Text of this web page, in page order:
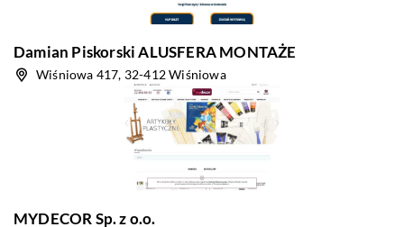
Damian Piskorski ALUSFERA MONTAŻE
Wiśniowa 417, 32-412 Wiśniowa
MYDECOR Sp. z o.o.